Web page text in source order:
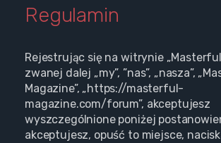
Regulamin
Rejestrując się na witrynie „Masterful
zwanej dalej „my”, ”nas”, „nasza”,
Magazine”, „https://masterful-
magazine.com/forum”, akceptujesz
wyszczególnione poniżej
akceptujesz, opuść to miejsce,